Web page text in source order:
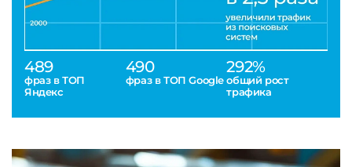
489
фраз в ТОП
Яндекс
490
фраз в ТОП Google
292%
общий рост
трафика